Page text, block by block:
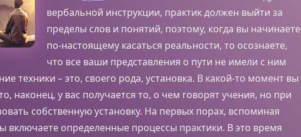
вербальной инструкции, практик должен выйти за
пределы слов и понятий, поэтому, когда вы начинаете
по-настоящему касаться реальности, то осознаете,
что все ваши представления о пути не имели с ним
техники – это, своего рода, установка. В какой-то момент вы
наконец, у вас получается то, о чем говорят учения, но при
собственную установку. На первых порах, вспоминая
включаете определенные процессы практики. В это время